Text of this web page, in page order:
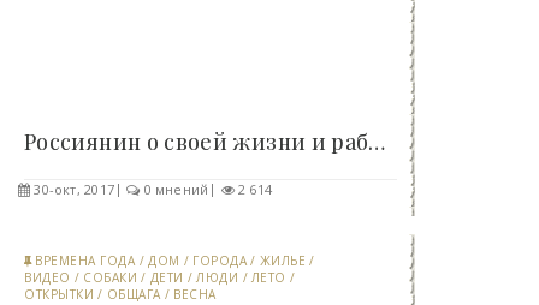
Россиянин о своей жизни и работе в Дубае (5 фото)..
30-окт, 2017 0 мнений 2 614
ВРЕМЕНА ГОДА /ДОМ / ГОРОДА / ЖИЛЬЕ /
ВИДЕО / СОБАКИ / ДЕТИ /ЛЮДИ / ЛЕТО /
ОТКРЫТКИ / ОБЩАГА / ВЕСНА